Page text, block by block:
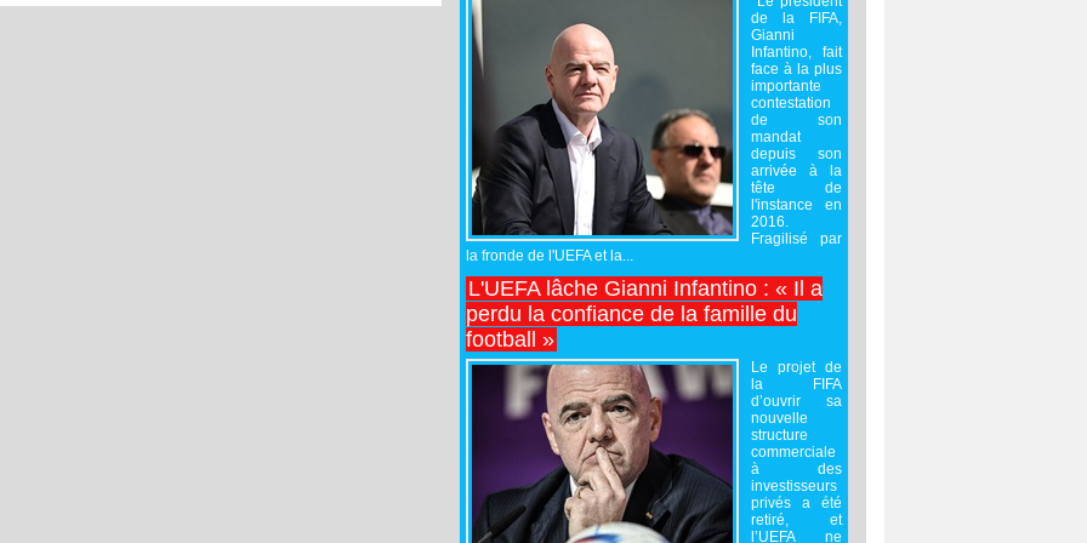
de la FIFA,
Gianni
Infantino, fait
face à la plus
importante
contestation
de son
mandat
depuis son
arrivée à la
tête de
l'instance en
2016.
Fragilisé par
la fronde de l'UEFA et la...
L'UEFA lâche Gianni Infantino : « Il a
perdu la confiance de la famille du
football »
Le projet de
la FIFA
d’ouvrir sa
nouvelle
structure
commerciale
à des
investisseurs
privés a été
retiré, et
l’UEFA ne